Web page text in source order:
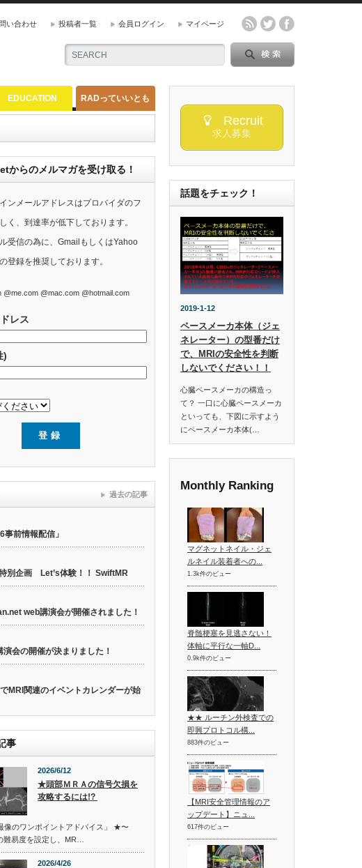
い合わせ 投稿者一覧 会員ログイン マイページ
EDUCATION RADっていいとも
からのメルマガを受け取る！
ンメールアドレスはプロバイダのフ
く、到達率が低下しております。
受信の為に、GmailもしくはYahoo
登録を推奨しております。
@me.com @mac.com @hotmail.com
レス
)
事前情報配信」
別企画 Let’s体験！！ SwiftMR
web講演会が開催されました！
会の開催が決まりました！
MRI関連のイベントカレンダーが始
過去の記事
事
2026/6/12
★頭部ＭＲＡの信号欠損を
攻略するには!?
像のワンポイントアドバイス」 ★〜
易度を設定し、MR…
2026/4/26
Recruit
求人募集
話題をチェック！
2019-1-12
ペースメーカ本体（ジェ
ネレーター）の型番だけ
で、MRIの安全性を判断
しないでください！！
心臓ペースメーカの構造っ
て？ 一口に心臓ペースメーカ
といっても、下図に示すよう
にペースメーカ本体(…
Monthly Ranking
マグネットネイル・ジェ
ルネイル装着者への...
1.3k件のビュー
脊髄梗塞を見逃さない！
体軸に平行な一軸D...
0.9k件のビュー
★★ ルーチン外検査での
即興プロトコル構...
883件のビュー
【MRI安全管理情報のア
ップデート】ニュ...
617件のビュー